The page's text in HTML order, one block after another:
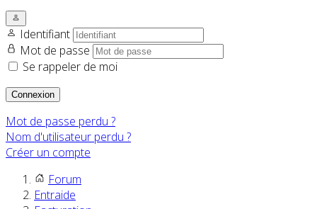
Identifiant
Mot de passe
Se rappeler de moi
Connexion
Mot de passe perdu ?
Nom d'utilisateur perdu ?
Créer un compte
Forum
Entraide